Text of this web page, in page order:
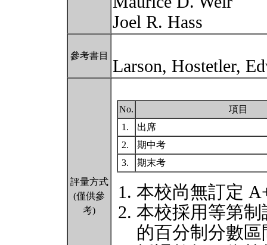
Joel R. Hass
參考書目
Larson, Hostetler,
評量方式
(僅供參
考)
No.
項目
1.
出席
2.
期中考
3.
期末考
本校尚無訂定
本校採用等第
的百分制分數